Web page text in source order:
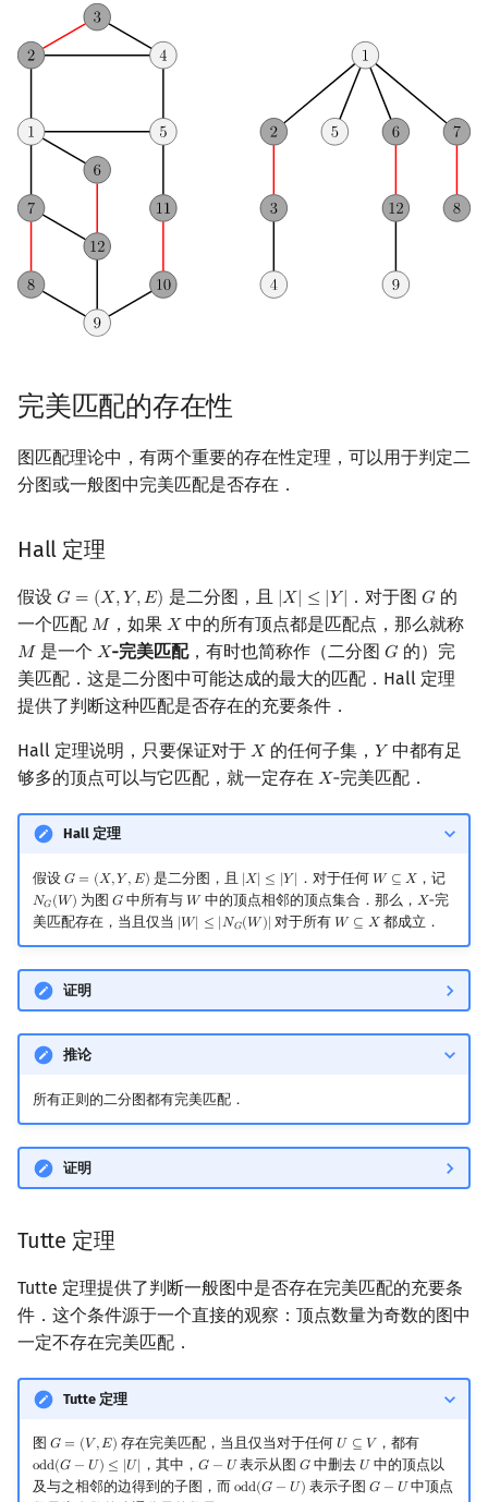
完美匹配的存在性
图匹配理论中，有两个重要的存在性定理，可以用于判定二
分图或一般图中完美匹配是否存在．
Hall 定理
假设 𝐺 = (𝑋,𝑌,𝐸)
G= (X Y,E) 是二分图，且 |𝑋| ≤ |𝑌|
|X| ≤|Y | ．对于图𝐺
G 的
一个匹配 𝑀
M ，如果 𝑋
X 中的所有顶点都是匹配点，那么就称
𝑀
M 是一个 𝑋
X ‑完美匹配，有时也简称作（二分图𝐺
G 的）完
美匹配．这是二分图中可能达成的最大的匹配．Hall 定理
提供了判断这种匹配是否存在的充要条件．
Hall 定理说明，只要保证对于 𝑋
X 的任何子集， 𝑌
Y中都有足
够多的顶点可以与它匹配，就一定存在 𝑋
X ‑完美匹配．
Hall 定理
假设 𝐺 = (𝑋,𝑌,𝐸)
G= (X Y,E ) 是二分图，且 |𝑋| ≤ |𝑌|
|X| ≤|Y | ．对于任何 𝑊 ⊆ 𝑋
W⊆X ，记
𝑁𝐺(𝑊)
NG(W) 为图𝐺
G 中所有与 𝑊
W中的顶点相邻的顶点集合．那么， 𝑋
X ‑完
美匹配存在，当且仅当 |𝑊| ≤ |𝑁𝐺(𝑊)|
|W ≤|N G(W)| 对于所有 𝑊 ⊆ 𝑋
W⊆X 都成立．
证明
推论
所有正则的二分图都有完美匹配．
证明
Tutte 定理
Tutte 定理提供了判断一般图中是否存在完美匹配的充要条
件．这个条件源于一个直接的观察：顶点数量为奇数的图中
一定不存在完美匹配．
Tutte 定理
图 𝐺 = (𝑉 ,𝐸)
G= (V E ) 存在完美匹配，当且仅当对于任何𝑈 ⊆ 𝑉
U ⊆V ，都有
odd(𝐺 − 𝑈) ≤ |𝑈|
odd(G−U )≤|U| ，其中， 𝐺 − 𝑈
G− U 表示从图𝐺
G 中删去𝑈
U 中的顶点以
及与之相邻的边得到的子图，而 odd(𝐺 − 𝑈)
odd(G−U ) 表示子图 𝐺 − 𝑈
G− U
中顶点